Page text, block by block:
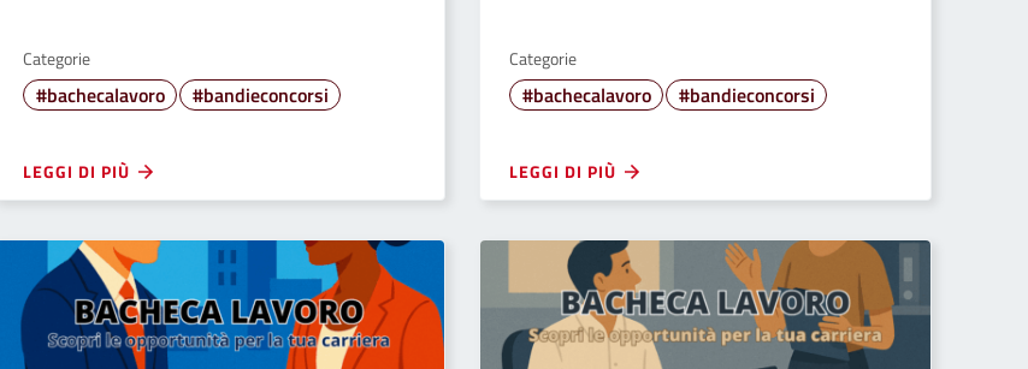
Categorie
#bachecalavoro #bandieconcorsi
LEGGI DI PIÙ
Categorie
#bachecalavoro #bandieconcorsi
LEGGI DI PIÙ